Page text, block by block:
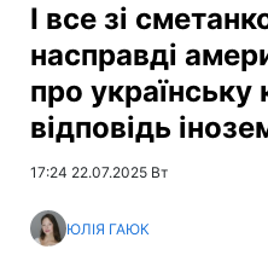
І все зі
насправді
про
відповідь
17:24 22.07.2025 Вт
ЮЛІЯ ГАЮК